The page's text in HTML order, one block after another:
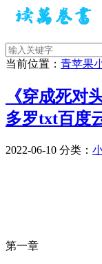
当前位置： 青苹果
《穿成死对
多罗txt百度
2022-06-10 分类：
第一章